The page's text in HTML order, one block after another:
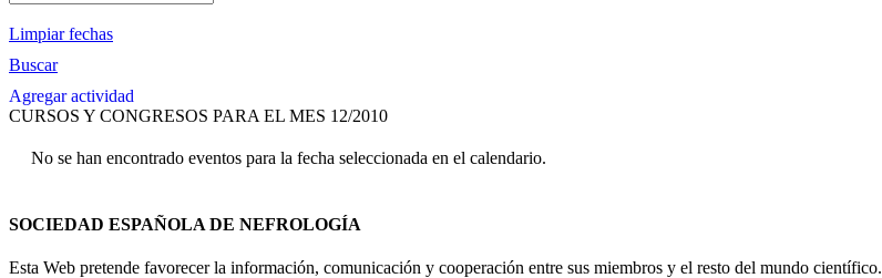
Limpiar fechas
Buscar
Agregar actividad
CURSOS Y CONGRESOS PARA EL MES 12/2010
No se han encontrado eventos para la fecha seleccionada en el calendario.
SOCIEDAD ESPAÑOLA DE NEFROLOGÍA
Esta Web pretende favorecer la información, comunicación y cooperación entre sus miembros y el resto del mundo científico.